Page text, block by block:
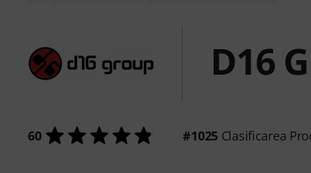
D16
60 #1025Clasificarea